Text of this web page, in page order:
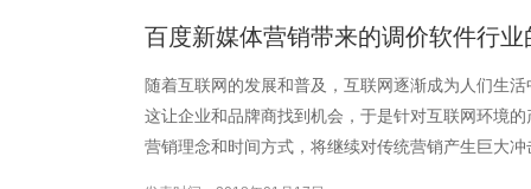
百度新媒体营销带来的调价软件行业
随着互联网的发展和普及，互联网逐渐成为人们生
这让企业和品牌商找到机会，于是针对互联网环境
营销理念和时间方式，将继续对传统营销产生巨大